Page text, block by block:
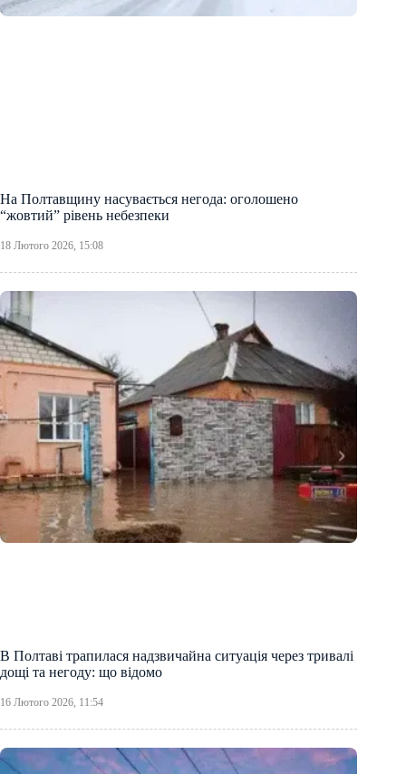
На Полтавщину насувається негода: оголошено
“жовтий” рівень небезпеки
18 Лютого 2026, 15:08
В Полтаві трапилася надзвичайна ситуація через тривалі
дощі та негоду: що відомо
16 Лютого 2026, 11:54